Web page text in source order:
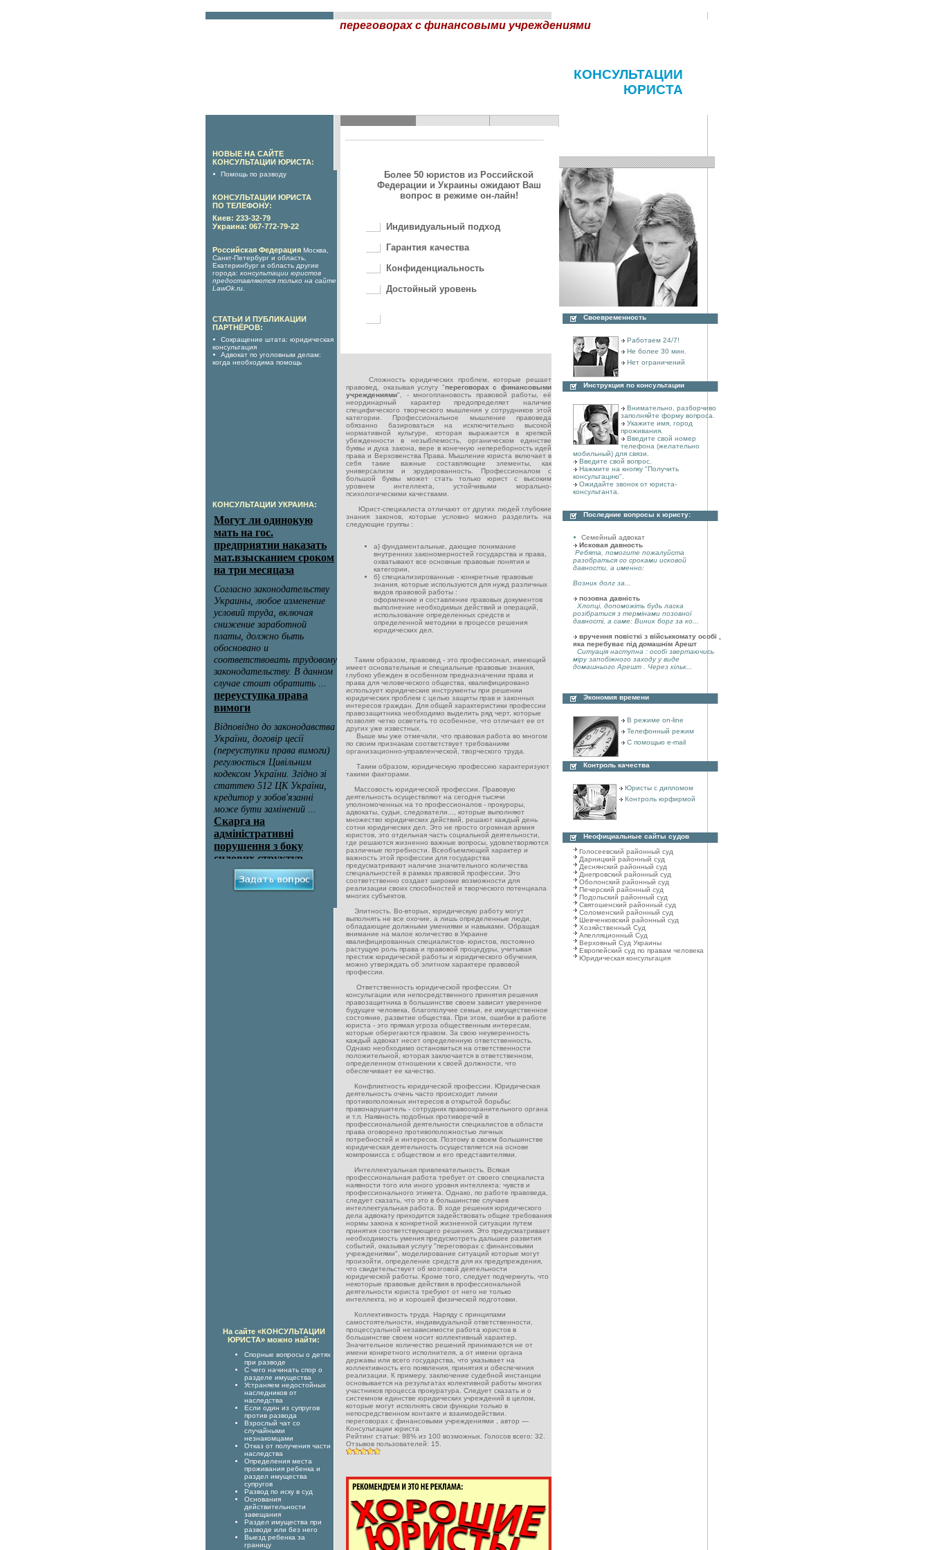
переговорах с финансовыми учреждениями
КОНСУЛЬТАЦИИ
ЮРИСТА
НОВЫЕ НА САЙТЕ
КОНСУЛЬТАЦИИ ЮРИСТА:
Помощь по разводу
КОНСУЛЬТАЦИИ ЮРИСТА
ПО ТЕЛЕФОНУ:
Киев: 233-32-79
Украина: 067-772-79-22
Российская Федерация Москва,
Санкт-Петербург и область,
Екатеринбург и область другие
города: консультации юристов
предоставляются только на сайте
LawOk.ru
СТАТЬИ И ПУБЛИКАЦИИ
ПАРТНЁРОВ:
Сокращение штата: юридическая
консультация
Адвокат по уголовным делам:
когда необходима помощь
КОНСУЛЬТАЦИИ УКРАИНА:
Более 50 юристов из Российской
Федерации и Украины ожидают Ваш
вопрос в режиме он-лайн!
Индивидуальный подход
Гарантия качества
Конфиденциальность
Достойный уровень
Сложность юридических проблем, которые решает
правовед, оказывая услугу "переговорах с финансовыми
учреждениями", - многоплановость правовой работы, её
неординарный характер предопределяет наличие
специфического творческого мышления у сотрудников этой
категории. Профессиональное мышление правоведа
обязанно базироваться на исключительно высокой
нормативной культуре, которая выражается в крепкой
убежденности в незыблемость, органическом единстве
буквы и духа закона, вере в конечную непереборность идей
права и Верховенства Права. Мышление юриста включает в
себя такие важные составляющие элементы, как
универсализм и эрудированность. Профессионалом с
большой буквы может стать только юрист с высоким
уровнем интеллекта, устойчивыми морально-
психологическими качествами.
Юрист-специалиста отличают от других людей глубокие
знания законов, которые условно можно разделить на
следующие группы :
а} фундаментальные, дающие понимание
внутренних закономерностей государства и права,
охватывают все основные правовые понятия и
категории,
б} специализированные - конкретные правовые
знания, которые используются для нужд различных
видов правовой работы :
оформление и составление правовых документов
выполнение необходимых действий и операций,
использование определенных средств и
определенной методики в процессе решения
юридических дел.
Таким образом, правовед - это профессионал, имеющий
имеет основательные и специальные правовые знания,
глубоко убежден в особенном предназначении права и
права для человеческого общества, квалифицировано
использует юридические инструменты при решении
юридических проблем с целью защиты прав и законных
интересов граждан. Для общей характеристики профессии
правозащитника необходимо выделить ряд черт, которые
позволят четко осветить то особенное, что отличает ее от
других уже известных.
Выше мы уже отмечали, что правовая работа во многом
по своим признакам соответствует требованиям
организационно-управленческой, творческого труда.
Таким образом, юридическую профессию характеризуют
такими факторами.
Массовость юридической профессии. Правовую
деятельность осуществляют на сегодня тысячи
уполномоченных на то профессионалов - прокуроры,
адвокаты, судьи, следователи..., которые выполняют
множество юридических действий, решают каждый день
сотни юридических дел. Это не просто огромная армия
юристов, это отдельная часть социальной деятельности,
где решаются жизненно важные вопросы, удовлетворяются
различные потребности. Всеобъемлющий характер и
важность этой профессии для государства
предусматривают наличие значительного количества
специальностей в рамках правовой профессии. Это
соответственно создает широкие возможности для
реализации своих способностей и творческого потенциала
многих субъектов.
Элитность. Во-вторых, юридическую работу могут
выполнять не все охочие, а лишь определенные люди,
обладающие должными умениями и навыками. Обращая
внимание на малое количество в Украине
квалифицированных специалистов- юристов, постоянно
растущую роль права и правовой процедуры, учитывая
престиж юридической работы и юридического обучения,
можно утверждать об элитном характере правовой
профессии.
Ответственность юридической профессии. От
консультации или непосредственного принятия решения
правозащитника в большинстве своем зависит уверенное
будущее человека, благополучие семьи, ее имущественное
состояние, развитие общества. При этом, ошибки в работе
юриста - это прямая угроза общественным интересам,
которые оберегаются правом. За свою неуверенность
каждый адвокат несет определенную ответственность.
Однако необходимо остановиться на ответственности
положительной, которая заключается в ответственном,
определенном отношении к своей должности, что
обеспечивает ее качество.
Конфликтность юридической профессии. Юридическая
деятельность очень часто происходит линии
противоположных интересов в открытой борьбы:
правонарушитель - сотрудник правоохранительного органа
и т.п. Наявность подобных противоречий в
профессиональной деятельности специалистов в области
права оговорено противоположностью личных
потребностей и интересов. Поэтому в своем большинстве
юридическая деятельность осуществляется на основе
компромисса с обществом и его представителями.
Интеллектуальная привлекательность. Всякая
профессиональная работа требует от своего специалиста
наявности того или иного уровня интеллекта: чувств и
профессионального этикета. Однако, по работе правоведа,
следует сказать, что это в большинстве случаев
интеллектуальная работа. В ходе решения юридического
дела адвокату приходится задействовать общие требования
нормы закона к конкретной жизненной ситуации путем
принятия соответствующего решения. Это предусматривает
необходимость умения предусмотреть дальшее развития
событий, оказывая услугу "переговорах с финансовыми
учреждениями", моделирование ситуаций которые могут
произойти, определение средств для их предупреждения,
что свидетельствует об мозговой деятельности
юридической работы. Кроме того, следует подчеркнуть, что
некоторые правовые действия в профессиональной
деятельности юриста требуют от него не только
интеллекта, но и хорошей физической подготовки.
Коллективность труда. Наряду с принципами
самостоятельности, индивидуальной ответственности,
процессуальной независимости работа юристов в
большинстве своем носит коллективный характер.
Значительное количество решений принимаются не от
имени конкретного исполнителя, а от имени органа
державы или всего государства, что указывает на
коллективность его появления, принятия и обеспечения
реализации. К примеру, заключение судебной инстанции
основывается на результатах колективной работы многих
участников процесса прокуратура. Следует сказать и о
системном единстве юридических учреждений в целом,
которые могут исполнять свои функции только в
непосредственном контакте и взаимодействии.
переговорах с финансовыми учреждениями
, автор —
Консультации юриста
Рейтинг статьи: 98% из 100 возможных. Голосов всего: 32
Отзывов пользователей: 15
Своевременность
Работаем 24/7!
Не более 30 мин.
Нет ограничений
Инструкция по консультации
Внимательно, разборчиво
заполняйте форму вопроса.
Укажите имя, город
проживания.
Введите свой номер
телефона (желательно
мобильный) для связи.
Введите свой вопрос.
Нажмите на кнопку "Получить
консультацию".
Ожидайте звонок от юриста-
консультанта.
Последние вопросы к юристу:
Семейный адвокат
Исковая давность
Ребята, помогите пожалуйста
разобраться со сроками исковой
давности, а именно:
Возник долг за...
позовна давність
Хлопці, допоможіть будь ласка
розібратися з термінами позовної
давності, а саме: Виник борг за ко...
вручення повісткі з військкомату особі ,
яка перебуває під домашнім Арешт
Ситуація наступна : особі звертаючись
міру запобіжного заходу у виде
домашнього Арешт . Через кільк...
Экономия времени
В режиме on-line
Телефонный режим
С помощью e-mail
Контроль качества
Юристы с дипломом
Контроль юрфирмой
Неофициальные сайты судов
Голосеевский районный cуд
Дарницкий районный cуд
Деснянский районный cуд
Днепровский районный cуд
Оболонский районный суд
Печерский районный cуд
Подольский районный cуд
Святошенский районный cуд
Соломенский районный cуд
Шевченковский районный cуд
Хозяйственный Суд
Апелляционный Суд
Верховный Суд Украины
Европейский суд по правам человека
Юридическая консультация
На сайте «КОНСУЛЬТАЦИИ
ЮРИСТА» можно найти:
Спорные вопросы о детях
при разводе
С чего начинать спор о
разделе имущества
Устраняем недостойных
наследников от
наследства
Если один из супругов
против развода
Взрослый чат со
случайными
незнакомцами
Отказ от получения части
наследства
Определения места
проживания ребенка и
раздел имущества
супругов
Развод по иску в суд
Основания
действительности
завещания
Раздел имущества при
разводе или без него
Выезд ребенка за
границу